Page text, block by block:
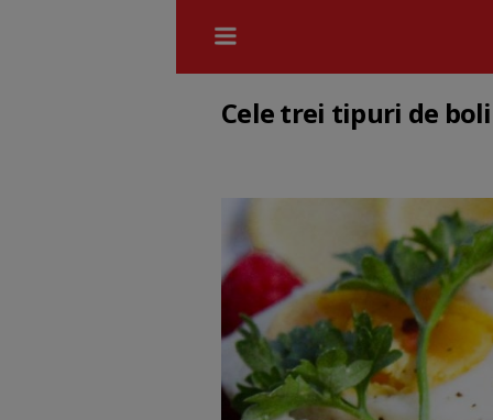
Cele trei tipuri de